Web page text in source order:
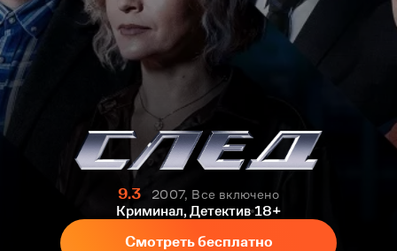
9.3
2007, Все включено
Криминал, Детектив 18+
Смотреть бесплатно